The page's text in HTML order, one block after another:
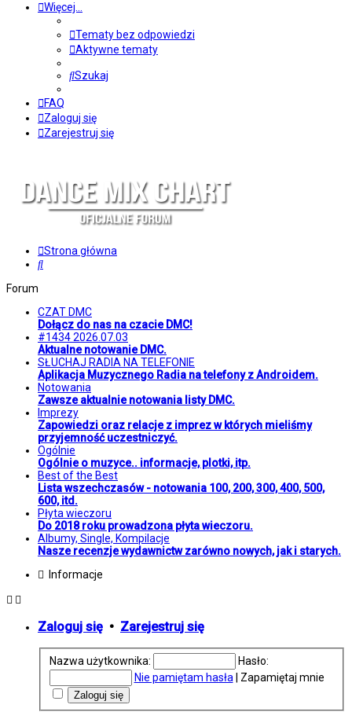
Więcej…
Tematy bez odpowiedzi
Aktywne tematy
Szukaj
FAQ
Zaloguj się
Zarejestruj się
Strona główna
Szukaj
Forum
CZAT DMC
Dołącz do nas na czacie DMC!
#1434 2026.07.03
Aktualne notowanie DMC.
SŁUCHAJ RADIA NA TELEFONIE
Aplikacja Muzycznego Radia na telefony z Androidem.
Notowania
Zawsze aktualnie notowania listy DMC.
Imprezy
Zapowiedzi oraz relacje z imprez w których mieliśmy
przyjemność uczestniczyć.
Ogólnie
Ogólnie o muzyce.. informacje, plotki, itp.
Best of the Best
Lista wszechczasów - notowania 100, 200, 300, 400, 500,
600, itd.
Płyta wieczoru
Do 2018 roku prowadzona płyta wieczoru.
Albumy, Single, Kompilacje
Nasze recenzje wydawnictw zarówno nowych, jak i starych.
Informacje
Zaloguj się • Zarejestruj się
Nazwa użytkownika:
Hasło:
Nie pamiętam hasła
Zapamiętaj mnie